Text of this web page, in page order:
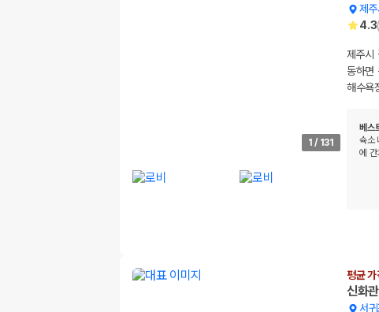
1 / 131
제주
4.3(
제주시
동하면
해수욕
베스
슉소
에 간
평균
신화
서